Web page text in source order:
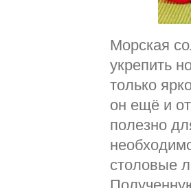
Морская
укрепить
только
он ещё и
полезно
столовые